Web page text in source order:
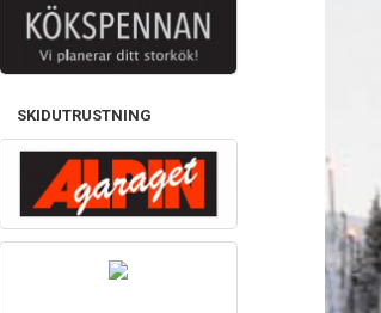
SKIDUTRUSTNING